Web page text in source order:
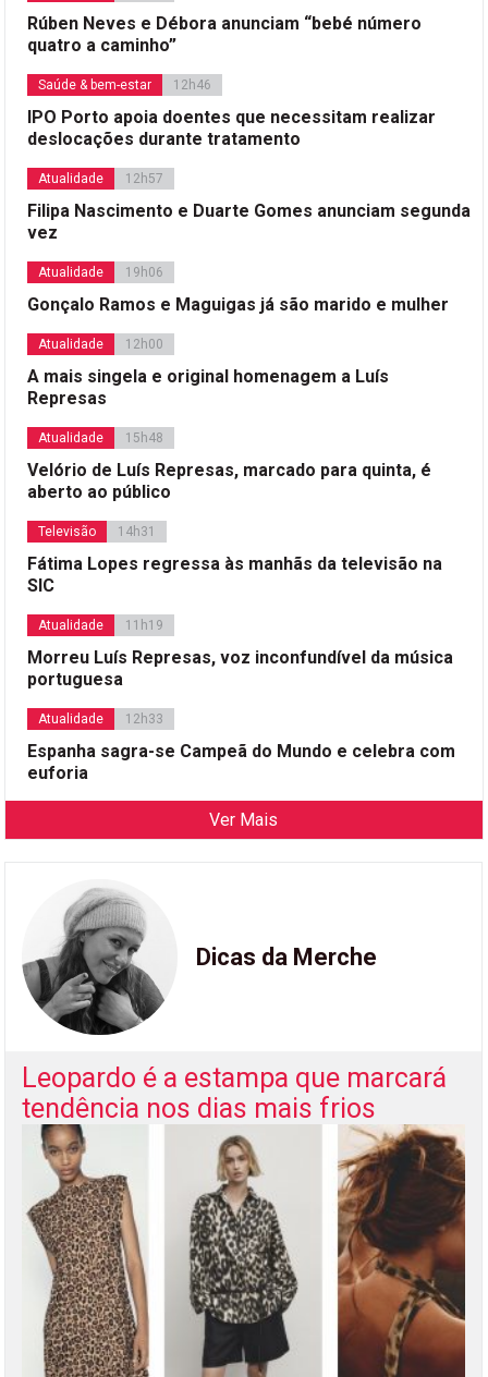
Rúben Neves e Débora anunciam “bebé número
quatro a caminho”
Saúde & bem-estar 12h46
IPO Porto apoia doentes que necessitam realizar
deslocações durante tratamento
Atualidade 12h57
Filipa Nascimento e Duarte Gomes anunciam segunda
vez
Atualidade 19h06
Gonçalo Ramos e Maguigas já são marido e mulher
Atualidade 12h00
A mais singela e original homenagem a Luís
Represas
Atualidade 15h48
Velório de Luís Represas, marcado para quinta, é
aberto ao público
Televisão 14h31
Fátima Lopes regressa às manhãs da televisão na
SIC
Atualidade 11h19
Morreu Luís Represas, voz inconfundível da música
portuguesa
Atualidade 12h33
Espanha sagra-se Campeã do Mundo e celebra com
euforia
Ver Mais
Dicas da Merche
Leopardo é a estampa que marcará
tendência nos dias mais frios